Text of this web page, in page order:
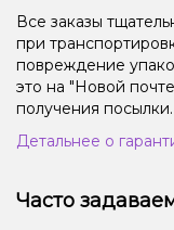
Все заказы
при
повреждение
это на "Новой
получения посылки.
Детальнее о
Часто